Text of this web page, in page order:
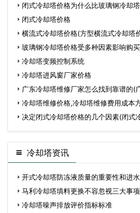
闭式冷却塔价格为什么比玻璃钢冷却
高 闭式冷却塔价格
横流式冷却塔价格(方型横流式冷却塔
玻璃钢冷却塔价格受多种因素影响购
冷却塔变频控制系统
冷却塔进风窗厂家价格
广东冷却塔维修厂家怎么找到靠谱的(
么 冷却塔维修价格,冷却塔维修费用成本
决定闭式冷却塔价格的几个因素(闭式
么
冷却塔资讯
开式冷却塔防冻液质量的重要性和进
马利冷却塔填料更换不容忽视三大事
施…冷却塔噪声排放评价指标标准